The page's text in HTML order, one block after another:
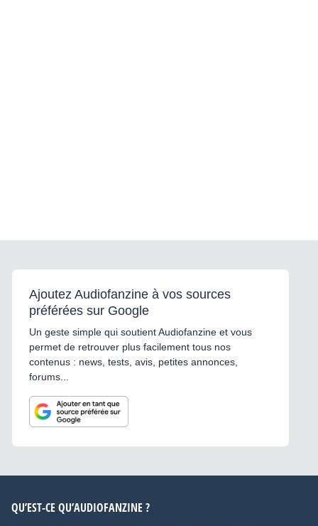
Ajoutez Audiofanzine à vos sources
préférées sur Google
Un geste simple qui soutient Audiofanzine et vous
permet de retrouver plus facilement tous nos
contenus : news, tests, avis, petites annonces,
forums...
QU’EST-CE QU’AUDIOFANZINE ?